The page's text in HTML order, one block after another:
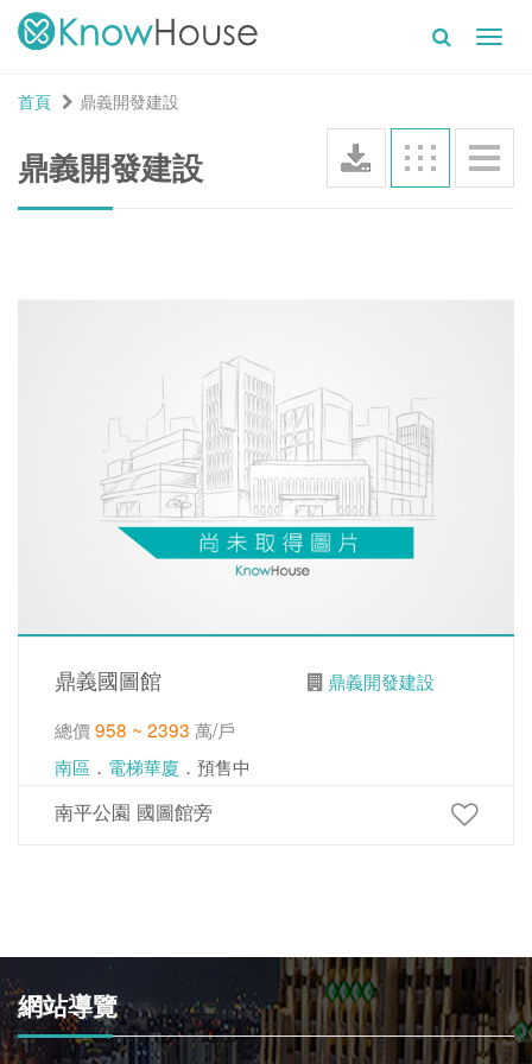
首頁
鼎義開發建設
鼎義開發建設
鼎義國圖館
鼎義開發建設
總價958 ~ 2393 萬/戶
南區 ． 電梯華廈 ．預售中
南平公園 國圖館旁
網站導覽